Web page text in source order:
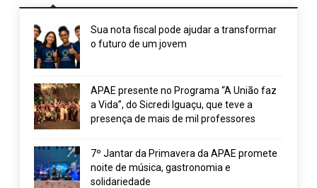
Sua nota fiscal pode ajudar a transformar
o futuro de um jovem
APAE presente no Programa “A União faz
a Vida”, do Sicredi Iguaçu, que teve a
presença de mais de mil professores
7º Jantar da Primavera da APAE promete
noite de música, gastronomia e
solidariedade